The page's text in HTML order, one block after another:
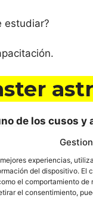
experiencias,
del dispositivo. El
el comportamiento
el consentimiento,
estudiar?
de los cusos
consejero se